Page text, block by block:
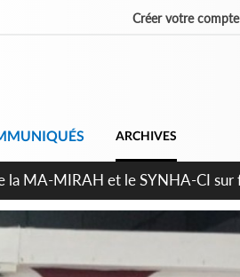
Créer votre compte
ARCHIVES
démocratique plus apaisé